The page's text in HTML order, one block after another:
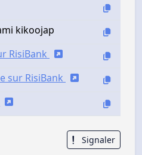
kikoojap
RisiBank
sur RisiBank
Signaler